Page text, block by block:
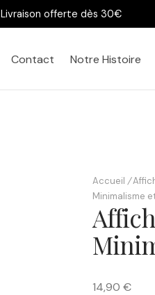
Livraison offerte dès 30€
Contact Notre Histoire
Accueil /
Minimalisme
14,90 €